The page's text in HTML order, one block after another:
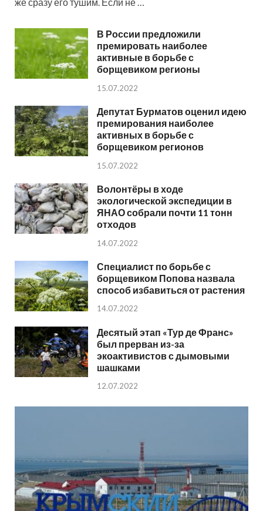
В России предложили
премировать наиболее
активные в борьбе с
борщевиком регионы
15.07.2022
Депутат Бурматов оценил идею
премирования наиболее
активных в борьбе с
борщевиком регионов
15.07.2022
Волонтёры в ходе
экологической экспедиции в
ЯНАО собрали почти 11 тонн
отходов
14.07.2022
Специалист по борьбе с
борщевиком Попова назвала
способ избавиться от растения
14.07.2022
Десятый этап «Тур де Франс»
был прерван из-за
экоактивистов с дымовыми
шашками
12.07.2022